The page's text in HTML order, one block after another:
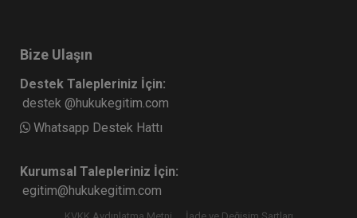
Bize Ulaşın
Destek Talepleriniz İçin:
destek @hukukegitim.com
Whatsapp Destek Hattı
Kurumsal Talepleriniz İçin:
egitim@hukukegitim.com